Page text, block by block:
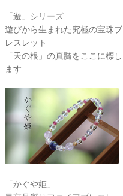
「遊」シリーズ
遊びから生まれた究極の宝珠ブ
レスレット
「天の根」の真髄をここに標し
ます
「かぐや姫」